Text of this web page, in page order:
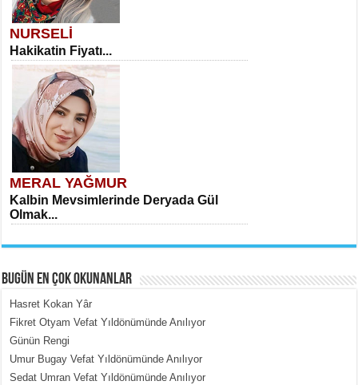
NURSELİ
Hakikatin Fiyatı...
MERAL YAĞMUR
Kalbin Mevsimlerinde Deryada Gül
Olmak...
MEHMET ÇOBAN
İçerdeki Put Dışardaki Maskeler...
BUGÜN EN ÇOK OKUNANLAR
Hasret Kokan Yâr
Fikret Otyam Vefat Yıldönümünde Anılıyor
Günün Rengi
Umur Bugay Vefat Yıldönümünde Anılıyor
Sedat Umran Vefat Yıldönümünde Anılıyor